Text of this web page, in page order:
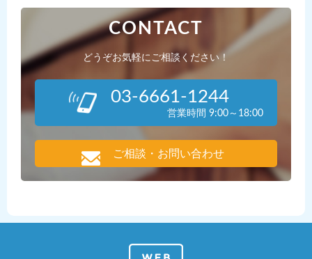
CONTACT
どうぞお気軽にご相談ください！
03-6661-1244
営業時間 9:00～18:00
ご相談・お問い合わせ